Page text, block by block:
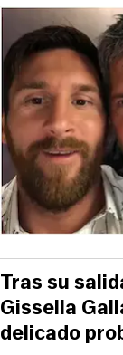
Tras su
Gissella
delicado